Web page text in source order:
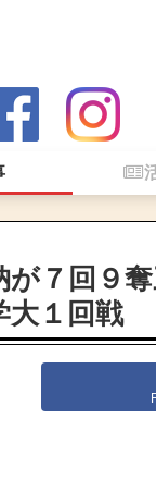
７回９
１回戦